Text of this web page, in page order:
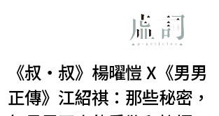
《叔‧叔》楊曜愷 X《男男
正傳》江紹祺：那些秘密，